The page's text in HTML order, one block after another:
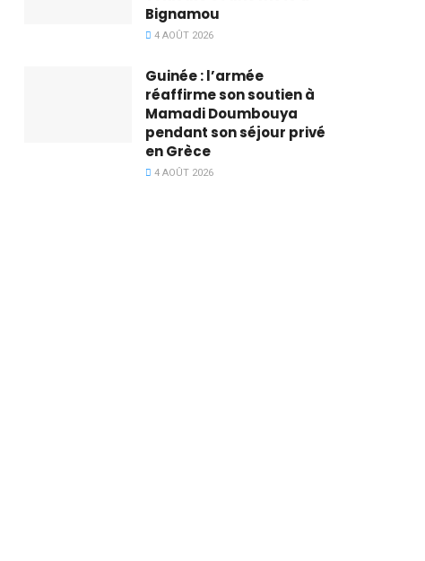
Bignamou
4 AOÛT 2026
Guinée : l’armée
réaffirme son soutien à
Mamadi Doumbouya
pendant son séjour privé
en Grèce
4 AOÛT 2026